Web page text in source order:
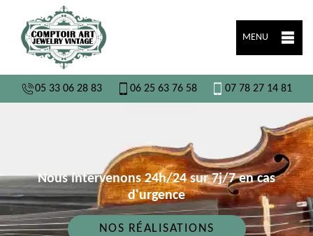
MENU
05 33 06 28 83 06 25 63 76 58 07 78 27 14 81
Nous intervenons 24h/24 sur 7j/7 en cas
d'urgence
NOS RÉALISATIONS